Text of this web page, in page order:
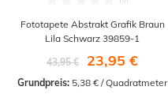
Fototapete Abstrakt Grafik Braun
Lila Schwarz 39859-1
43,95 €
23,95 €
Grundpreis: 5,38 € / Quadratmeter